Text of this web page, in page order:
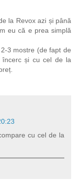
la Revox azi și până
eu că e prea simplă
3 mostre (de fapt de
și cu cel de la
cu cel de la